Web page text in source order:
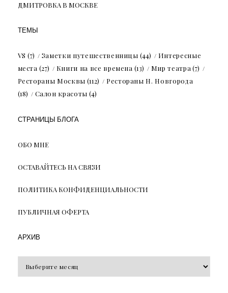
ДМИТРОВКА В МОСКВЕ
ТЕМЫ
VS (7) Заметки путешественницы (44)
Интересные
места (27) Книги на все времена (13) Мир театра (7)
Рестораны Москвы (112)
Рестораны Н. Новгорода
(18)
Салон красоты (4)
СТРАНИЦЫ БЛОГА
ОБО МНЕ
ОСТАВАЙТЕСЬ НА СВЯЗИ
ПОЛИТИКА КОНФИДЕНЦИАЛЬНОСТИ
ПУБЛИЧНАЯ ОФЕРТА
АРХИВ